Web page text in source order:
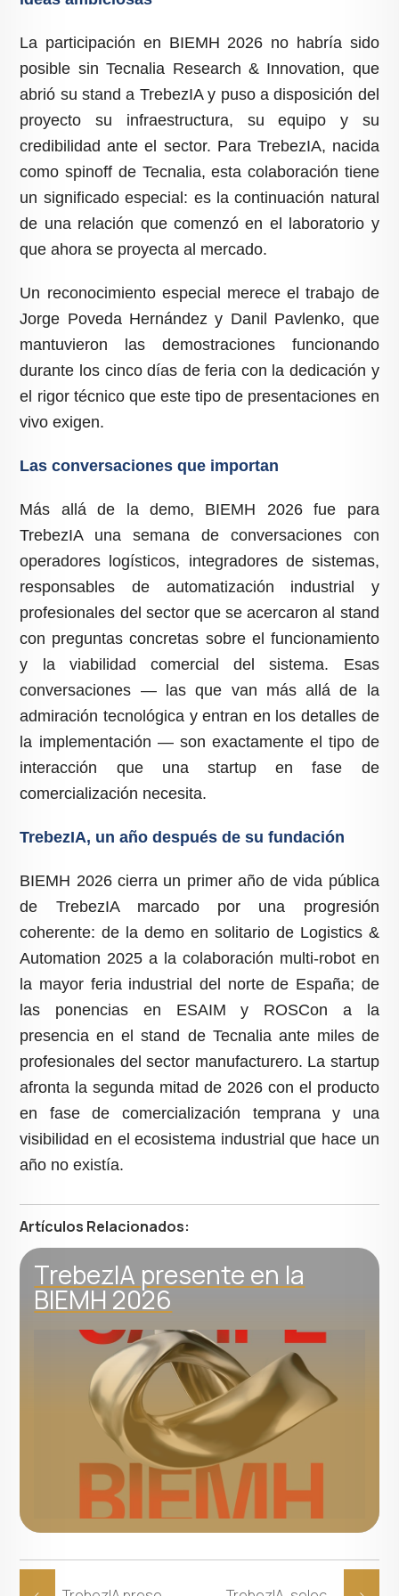
La participación en BIEMH 2026 no habría sido
posible sin Tecnalia Research & Innovation, que
abrió su stand a TrebezIA y puso a disposición del
proyecto su infraestructura, su equipo y su
credibilidad ante el sector. Para TrebezIA, nacida
como spinoff de Tecnalia, esta colaboración tiene
un significado especial: es la continuación natural
de una relación que comenzó en el laboratorio y
que ahora se proyecta al mercado.
Un reconocimiento especial merece el trabajo de
Jorge Poveda Hernández y Danil Pavlenko, que
mantuvieron las demostraciones funcionando
durante los cinco días de feria con la dedicación y
el rigor técnico que este tipo de presentaciones en
vivo exigen.
Las conversaciones que importan
Más allá de la demo, BIEMH 2026 fue para
TrebezIA una semana de conversaciones con
operadores logísticos, integradores de sistemas,
responsables de automatización industrial y
profesionales del sector que se acercaron al stand
con preguntas concretas sobre el funcionamiento
y la viabilidad comercial del sistema. Esas
conversaciones — las que van más allá de la
admiración tecnológica y entran en los detalles de
la implementación — son exactamente el tipo de
interacción que una startup en fase de
comercialización necesita.
TrebezIA, un año después de su fundación
BIEMH 2026 cierra un primer año de vida pública
de TrebezIA marcado por una progresión
coherente: de la demo en solitario de Logistics &
Automation 2025 a la colaboración multi-robot en
la mayor feria industrial del norte de España; de
las ponencias en ESAIM y ROSCon a la
presencia en el stand de Tecnalia ante miles de
profesionales del sector manufacturero. La startup
afronta la segunda mitad de 2026 con el producto
en fase de comercialización temprana y una
visibilidad en el ecosistema industrial que hace un
año no existía.
Artículos Relacionados:
TrebezIA presente en la
BIEMH 2026